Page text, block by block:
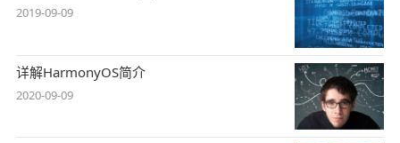
2019-09-09
详解HarmonyOS简介
2020-09-09